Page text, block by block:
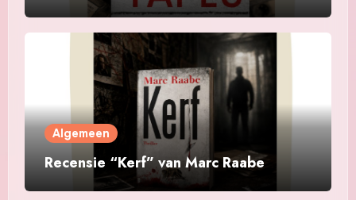
Algemeen
Recensie “Kerf” van Marc Raabe